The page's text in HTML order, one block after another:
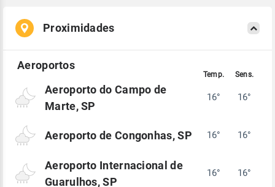
Proximidades
Aeroporto do Campo de
Marte, SP
16° 16°
Aeroporto de Congonhas, SP 16° 16°
Aeroporto Internacional de
Guarulhos, SP
16° 16°